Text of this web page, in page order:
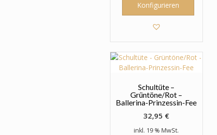
Konfigurieren
Schultüte –
Grüntöne/Rot –
Ballerina-Prinzessin-Fee
32,95 €
inkl. 19 % MwSt.